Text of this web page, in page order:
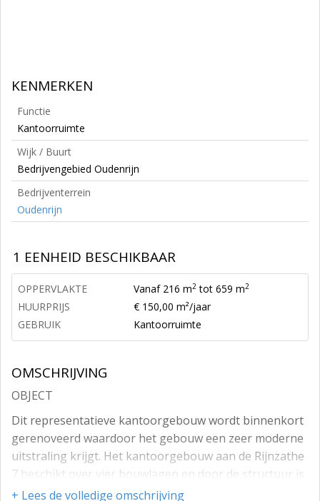
KENMERKEN
Functie
Kantoorruimte
Wijk / Buurt
Bedrijvengebied Oudenrijn
Bedrijventerrein
Oudenrijn
1 EENHEID BESCHIKBAAR
OPPERVLAKTE Vanaf 216 m2 tot 659 m2
HUURPRIJS
€ 150,00 m²/jaar
GEBRUIK
Kantoorruimte
OMSCHRIJVING
OBJECT
Dit representatieve kantoorgebouw wordt binnenkort
gerenoveerd waardoor het gebouw een zeer moderne
uitstraling krijgt. Het kantoorgebouw aan de Rijnzathe
7 beschikt over vier bouwlagen en door de structuur is
het gebouw goed te splitsen. Het totale gebouw is circa
+ Lees de volledige omschrijving